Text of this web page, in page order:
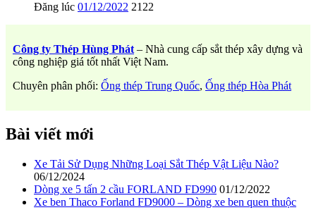
Đăng lúc 01/12/2022 2122
Công ty Thép Hùng Phát – Nhà cung cấp sắt thép xây dựng và
công nghiệp giá tốt nhất Việt Nam.
Chuyên phân phối: Ống thép Trung Quốc, Ống thép Hòa Phát
Bài viết mới
Xe Tải Sử Dụng Những Loại Sắt Thép Vật Liệu Nào?
06/12/2024
Dòng xe 5 tấn 2 cầu FORLAND FD990 01/12/2022
Xe ben Thaco Forland FD9000 – Dòng xe ben quen thuộc